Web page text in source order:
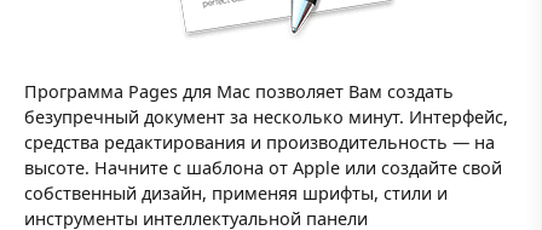
Программа Pages для Mac позволяет Вам создать
безупречный документ за несколько минут. Интерфейс,
средства редактирования и производительность — на
высоте. Начните с шаблона от Apple или создайте свой
собственный дизайн, применяя шрифты, стили и
инструменты интеллектуальной панели